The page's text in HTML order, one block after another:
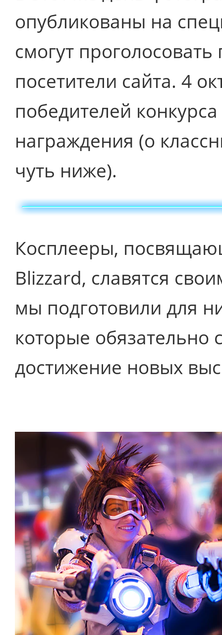
опубликованы на
смогут проголосовать
посетители сайта. 4
победителей
награждения (о
чуть ниже).
Косплееры,
Blizzard, славятся
мы подготовили для
которые обязательно
достижение новых